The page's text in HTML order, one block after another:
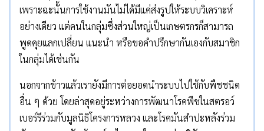
เพราะฉะนั้นการใช้งานมันไม่ได้มีแค่ส่งรูปให้ระบบวิเคราะห์
อย่างเดียว แต่คนในกลุ่มซึ่งส่วนใหญ่เป็นเกษตรกรก็สามารถ
พูดคุยแลกเปลี่ยน แนะนำ หรือขอคำปรึกษากันเองกับสมาชิก
ในกลุ่มได้เช่นกัน
นอกจากข้าวแล้วเรายังมีการต่อยอดนำระบบไปใช้กับพืชชนิด
อื่น ๆ ด้วย โดยล่าสุดอยู่ระหว่างการพัฒนาโรคพืชในสตรอว์
เบอร์รีร่วมกับมูลนิธิโครงการหลวง และโรคมันสำปะหลังร่วม